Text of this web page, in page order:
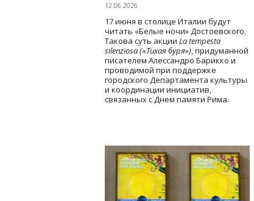
12.06.2026
17 июня в столице Италии будут
читать «Белые ночи» Достоевского.
Такова суть акции La tempesta
silenziosa («Тихая буря»), придуманной
писателем Алессандро Барикко и
проводимой при поддержке
городского Департамента культуры
и координации инициатив,
связанных с Днем памяти Рима.